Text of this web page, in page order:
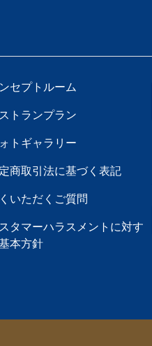
セプトルーム
トランプラン
トギャラリー
商取引法に基づく表記
いただくご質問
タマーハラスメントに対す
本方針